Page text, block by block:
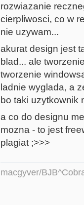
rozwiazanie
cierpliwosci, co w
nie uzywam...
akurat design jest
blad... ale
tworzenie
ladnie wyglada, a
bo taki uzytkownik
a co do designu
mozna - to jest
plagiat ;>>>
macgyver/